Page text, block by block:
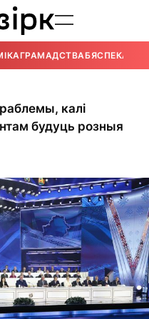
ГРАМАДСТВАБЯСПЕКА
калі
будуць розныя